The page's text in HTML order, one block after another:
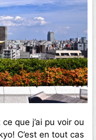
que j’ai pu voir ou
C’est en tout cas